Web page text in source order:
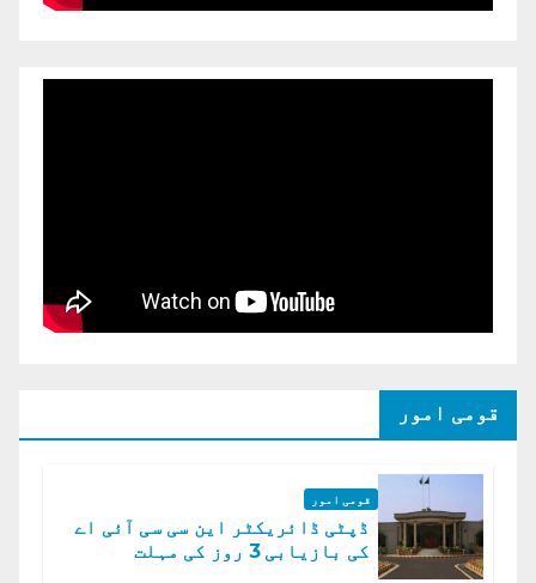
قومی امور
قومی امور
ڈپٹی ڈائریکٹر این سی سی آئی اے
کی بازیابی 3 روز کی مہلت